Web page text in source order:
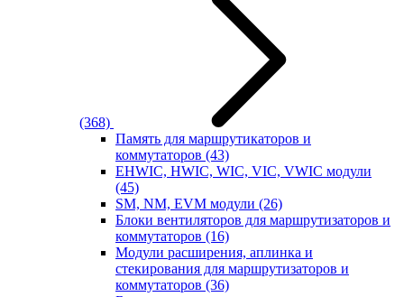
(368)
Память для маршрутикаторов и
коммутаторов (43)
EHWIC, HWIC, WIC, VIC, VWIC модули
(45)
SM, NM, EVM модули (26)
Блоки вентиляторов для маршрутизаторов и
коммутаторов (16)
Модули расширения, аплинка и
стекирования для маршрутизаторов и
коммутаторов (36)